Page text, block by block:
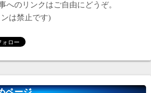
へのリンクはご自由にどうぞ。
は禁止です)